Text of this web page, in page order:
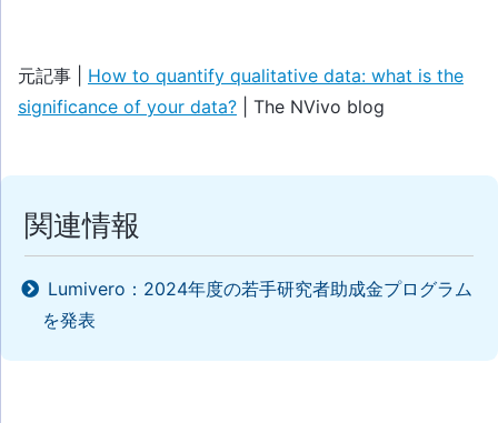
元記事 | How to quantify qualitative data: what is the
significance of your data? | The NVivo blog
関連情報
Lumivero：2024年度の若手研究者助成金プログラム
を発表